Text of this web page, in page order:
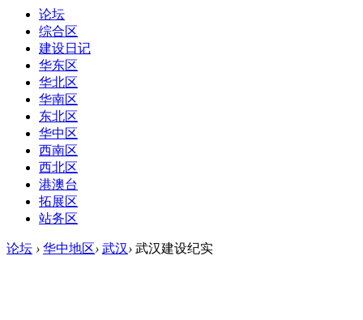
论坛
综合区
建设日记
华东区
华北区
华南区
东北区
华中区
西南区
西北区
港澳台
拓展区
站务区
论坛 › 华中地区› 武汉› 武汉建设纪实